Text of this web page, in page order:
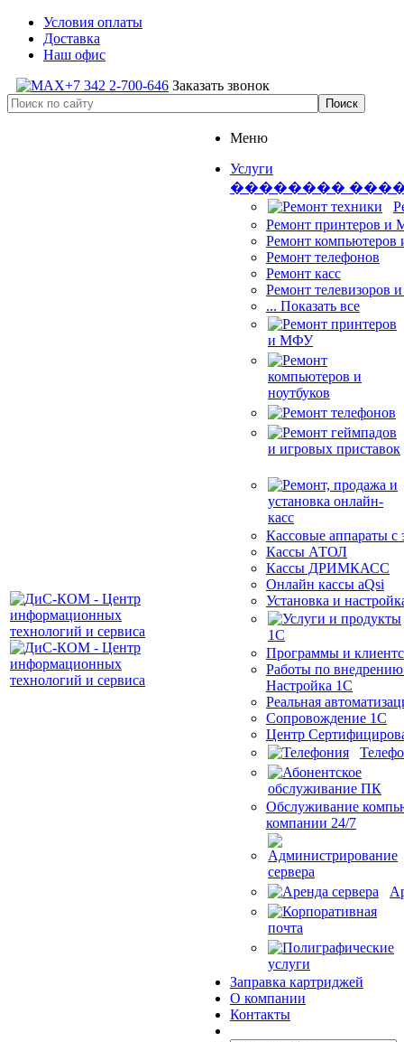
Условия оплаты
Доставка
Наш офис
+7 342 2-700-646 Заказать звонок
Меню
Услуги
��������
Ремонт принтеров
Ремонт компьютеров
Ремонт телефонов
Ремонт касс
Ремонт телевизоров
... Показать все
Кассовые аппараты с
Кассы АТОЛ
Кассы ДРИМКАСС
Онлайн кассы aQsi
Установка и
Программы и
Работы по
Настройка 1С
Реальная
Сопровождение 1С
Центр
Обслуживание
компании 24/7
Заправка картриджей
О компании
Контакты